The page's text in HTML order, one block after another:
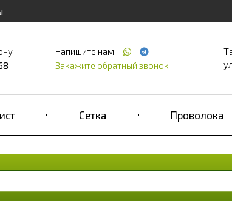
Напишите нам
Закажите обратный звонок
Сетка Проволока